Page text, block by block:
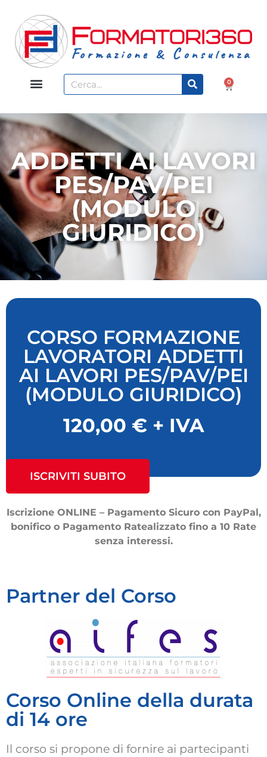
0
ADDETTI AI LAVORI
PES/PAV/PEI
(MODULO
GIURIDICO)
CORSO FORMAZIONE
LAVORATORI ADDETTI
AI LAVORI PES/PAV/PEI
(MODULO GIURIDICO)
120,00 € + IVA
ISCRIVITI SUBITO
Iscrizione ONLINE – Pagamento Sicuro con PayPal,
bonifico o Pagamento Ratealizzato fino a 10 Rate
senza interessi.
Partner del Corso
Corso Online della durata
di 14 ore
Il corso si propone di fornire ai partecipanti